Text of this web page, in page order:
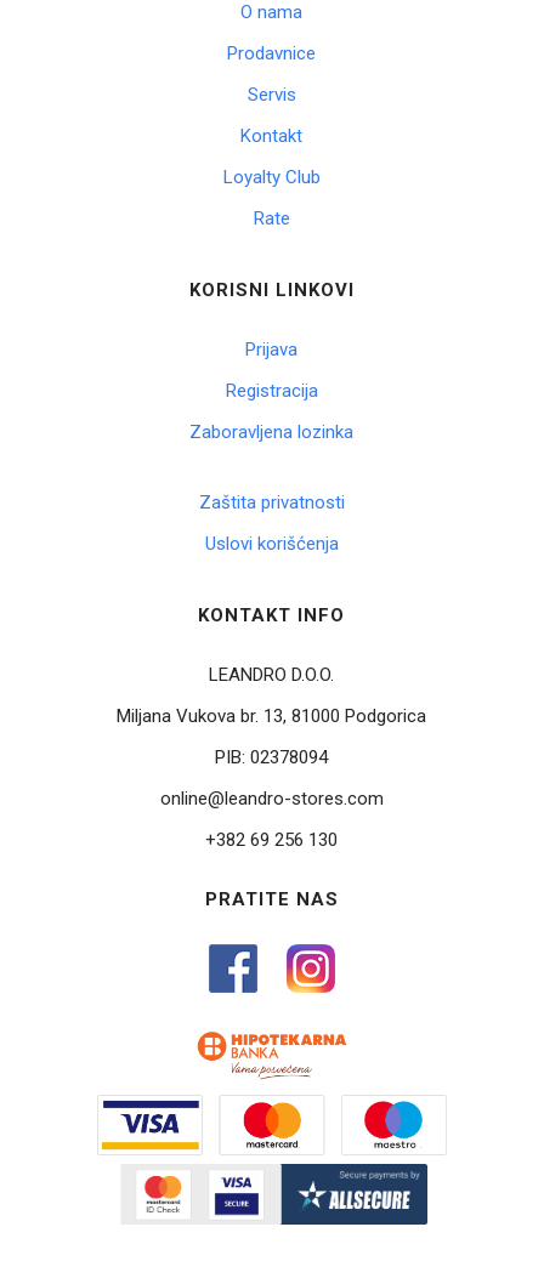
O nama
Prodavnice
Servis
Kontakt
Loyalty Club
Rate
KORISNI LINKOVI
Prijava
Registracija
Zaboravljena lozinka
Zaštita privatnosti
Uslovi korišćenja
KONTAKT INFO
LEANDRO D.O.O.
Miljana Vukova br. 13, 81000 Podgorica
PIB:02378094
online@leandro-stores.com
+382 69 256 130
PRATITE NAS